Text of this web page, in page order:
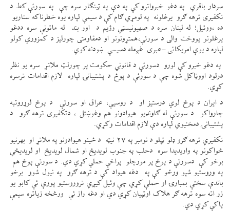
سردار باقري په دغو خبرواترو کې په دې په ټينګار سره چې په سورئې کط د
تکفیری ترهه ګرو یرغلونه په لومړي ګام کې د سیمې لپاره یوه خطرناکه سناریو
ده ،ووئيل؛ له لبنان سره د صهیونیسټي رژیم د اور بند له ماتونې سره ددغو
یرغلونو یووخت والی د سورئې،همتړونونو او دمقاومتی چورلیز د کمزوري کولو
لپاره د یوې امریکائی –عبری غږمله دسیسې ښودنه کوي.
په دغو خبرو کې لورو دسورئې د قانوني حکومت پر چورلټ ملاتړ سره یو نظر
درلود اووټاکل شوه چې د سورئې د پوځ د پشتیبانۍ لپاره لازم اقدامات ترسره
کړي.
د ایران د پوځ لوي درستیز او د روسیې، عراق او سورئې د پوځ لوړروتبه
چارواکو د سورئې له ګاونډيو هیوادونو هم وغوښتل ، دتکفیری ترهه ګرو د
پشتیبانۍ دمخنیوي لپاره دې لازم اقدامات وکړي.
تکفیري ترهه ګرو ډلو ټپلو د نومبر په ۲۷ نیټه د ځينو هیوادونو په ملاتړ او بهرنیو
ځواکونو په واریدیدا سره دحلب په جنوب لویدیځ او شمال لویدیځ او لویدیځي
برخو کې دسورئې د پوځ پر مورچلو پراخې حملې کړي دي. د سورئې پوځ هم
په وروستیو شپو ورځو کې په دغه هیواد کې د ترهه ګرو په نیول شوو برخو
باندې سختې بمبارۍ او حملې کړي چې وئيل کیږي تروروستیو پورې ئې کابو یو
زر اته سوه ترهه ګر هلاک اوټپیان کړي دي او دغه راز ئې ورڅخه زیاتره سیمې
پاکې کړي دي.